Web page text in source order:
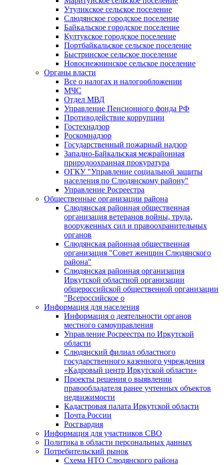
Утуликское сельское поселение
Слюдянское городское поселение
Байкальское городское поселение
Култукское городское поселение
Портбайкальское сельское поселение
Быстринское сельское поселение
Новоснежнинское сельское поселение
Органы власти
Все о налогах и налогообложении
МЧС
Отдел МВД
Управление Пенсионного фонда РФ
Противодействие коррупции
Гостехнадзор
Роскомнадзор
Государственный пожарный надзор
Западно-Байкальская межрайонная
природоохранная прокуратура
ОГКУ "Управление социальной защиты
населения по Слюдянскому району"
Управление Росреестра
Общественные организации района
Слюдянская районная общественная
организация ветеранов войны, труда,
вооруженных сил и правоохранительных
органов
Слюдянская районная общественная
организация "Совет женщин Слюдянского
района"
Слюдянская районная организация
Иркутской областной организации
общероссийской общественной организации
"Всероссийское о
Информация для населения
Информация о деятельности органов
местного самоуправления
Управление Росреестра по Иркутской
области
Слюдянский филиал областного
государственного казенного учреждения
«Кадровый центр Иркутской области»
Проекты решения о выявлении
правообладателя ранее учтенных объектов
недвижимости
Кадастровая палата Иркутской области
Почта России
Росгвардия
Информация для участников СВО
Политика в области персональных данных
Потребительский рынок
Схема НТО Слюдянского района